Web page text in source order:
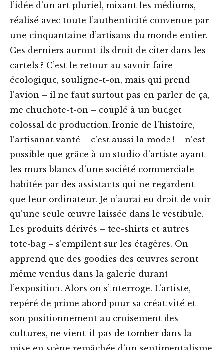
l’idée d’un art pluriel, mixant les médiums,
réalisé avec toute l’authenticité convenue par
une cinquantaine d’artisans du monde entier.
Ces derniers auront-ils droit de citer dans les
cartels ? C’est le retour au savoir-faire
écologique, souligne-t-on, mais qui prend
l’avion – il ne faut surtout pas en parler de ça,
me chuchote-t-on – couplé à un budget
colossal de production. Ironie de l’histoire,
l’artisanat vanté – c’est aussi la mode ! – n’est
possible que grâce à un studio d’artiste ayant
les murs blancs d’une société commerciale
habitée par des assistants qui ne regardent
que leur ordinateur. Je n’aurai eu droit de voir
qu’une seule œuvre laissée dans le vestibule.
Les produits dérivés – tee-shirts et autres
tote-bag – s’empilent sur les étagères. On
apprend que des goodies des œuvres seront
même vendus dans la galerie durant
l’exposition. Alors on s’interroge. L’artiste,
repéré de prime abord pour sa créativité et
son positionnement au croisement des
cultures, ne vient-il pas de tomber dans la